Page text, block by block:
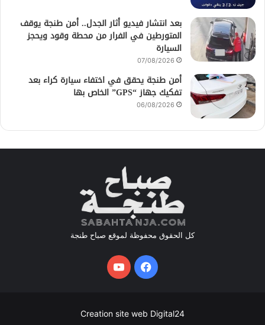
بعد انتشار فيديو أثار الجدل.. أمن طنجة يوقف
المتورطين في الفرار من محطة وقود ويحجز
السيارة
07/08/2026
أمن طنجة يحقق في اختفاء سيارة كراء بعد
تفكيك جهاز “GPS” الخاص بها
06/08/2026
كل الحقوق محفوظة لموقع صباح طنجة
فيسبوكيوتيوب
Creation site web Digital24